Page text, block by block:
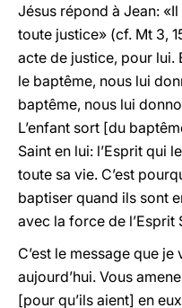
Jésus répond à Jean:
toute justice» (cf. Mt 3,
acte de justice, pour lui.
le baptême, nous lui
baptême, nous lui
L’enfant sort [du
Saint en lui: l’Esprit qui
toute sa vie. C’est
baptiser quand ils sont
avec la force de l’Esprit
C’est le message que
aujourd’hui. Vous
[pour qu’ils aient] en